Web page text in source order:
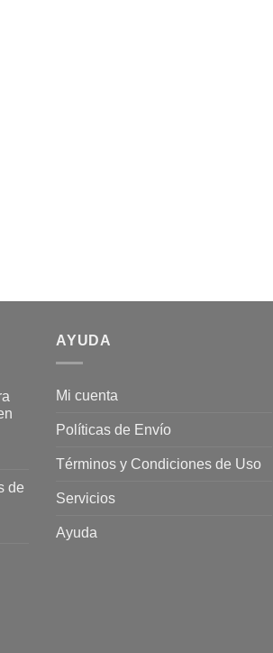
de
AYUDA
Mi cuenta
Políticas de Envío
Términos y Condiciones de Uso
Servicios
Ayuda